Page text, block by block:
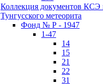
Коллекция документов КСЭ
Тунгусского метеорита
Фонд № Р - 1947
1-47
14
15
21
22
31